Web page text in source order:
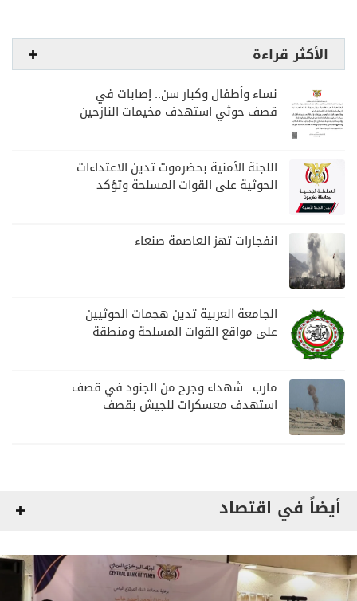
الأكثر قراءة
نساء وأطفال وكبار سن.. إصابات في
قصف حوثي استهدف مخيمات النازحين
اللجنة الأمنية بحضرموت تدين الاعتداءات
الحوثية على القوات المسلحة وتؤكد
انفجارات تهز العاصمة صنعاء
الجامعة العربية تدين هجمات الحوثيين
على مواقع القوات المسلحة ومنطقة
مارب.. شهداء وجرح من الجنود في قصف
استهدف معسكرات للجيش بقصف
أيضاً في اقتصاد